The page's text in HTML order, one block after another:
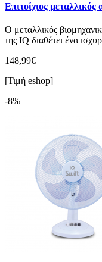
Επιτοίχιος
Ο μεταλλικός
της IQ διαθέτει ένα
148,99€
[Τιμή eshop]
-8%